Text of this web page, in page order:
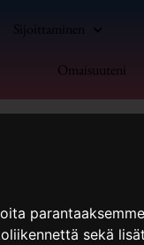
sekä
Sijoittaminen
Omaisuuteni